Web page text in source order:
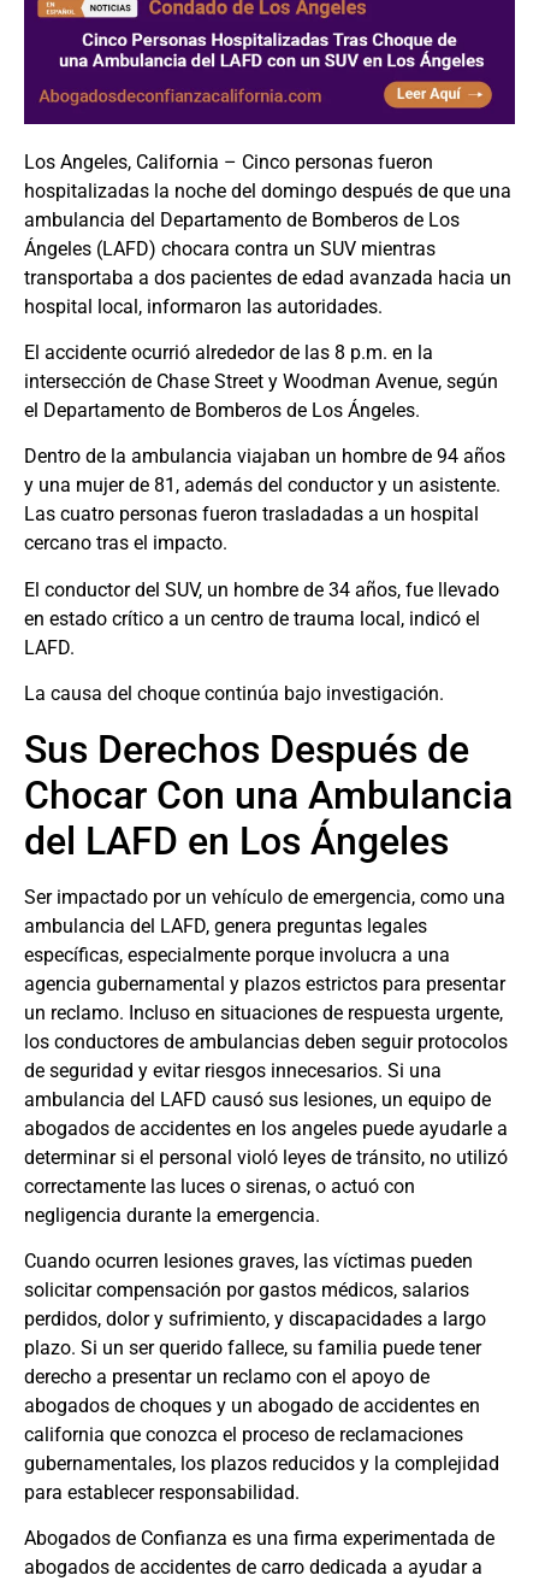
Los Angeles, California – Cinco personas fueron
hospitalizadas la noche del domingo después de que una
ambulancia del Departamento de Bomberos de Los
Ángeles (LAFD) chocara contra un SUV mientras
transportaba a dos pacientes de edad avanzada hacia un
hospital local, informaron las autoridades.
El accidente ocurrió alrededor de las 8 p.m. en la
intersección de Chase Street y Woodman Avenue, según
el Departamento de Bomberos de Los Ángeles.
Dentro de la ambulancia viajaban un hombre de 94 años
y una mujer de 81, además del conductor y un asistente.
Las cuatro personas fueron trasladadas a un hospital
cercano tras el impacto.
El conductor del SUV, un hombre de 34 años, fue llevado
en estado crítico a un centro de trauma local, indicó el
LAFD.
La causa del choque continúa bajo investigación.
Sus Derechos Después de
Chocar Con una Ambulancia
del LAFD en Los Ángeles
Ser impactado por un vehículo de emergencia, como una
ambulancia del LAFD, genera preguntas legales
específicas, especialmente porque involucra a una
agencia gubernamental y plazos estrictos para presentar
un reclamo. Incluso en situaciones de respuesta urgente,
los conductores de ambulancias deben seguir protocolos
de seguridad y evitar riesgos innecesarios. Si una
ambulancia del LAFD causó sus lesiones, un equipo de
abogados de accidentes en los angeles puede ayudarle a
determinar si el personal violó leyes de tránsito, no utilizó
correctamente las luces o sirenas, o actuó con
negligencia durante la emergencia.
Cuando ocurren lesiones graves, las víctimas pueden
solicitar compensación por gastos médicos, salarios
perdidos, dolor y sufrimiento, y discapacidades a largo
plazo. Si un ser querido fallece, su familia puede tener
derecho a presentar un reclamo con el apoyo de
abogados de choques y un abogado de accidentes en
california que conozca el proceso de reclamaciones
gubernamentales, los plazos reducidos y la complejidad
para establecer responsabilidad.
Abogados de Confianza es una firma experimentada de
abogados de accidentes de carro dedicada a ayudar a